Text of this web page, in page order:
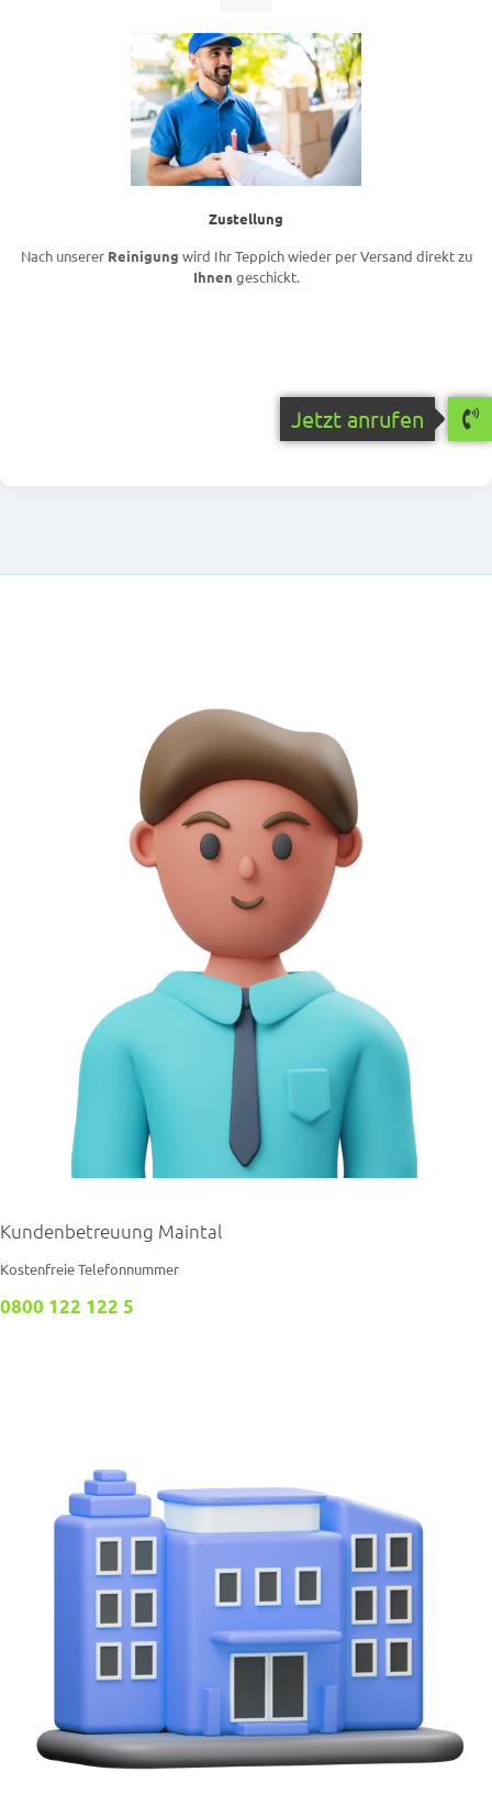
Zustellung
Nach unserer Reinigung wird Ihr Teppich wieder per Versand direkt zu
Ihnen geschickt.
Kundenbetreuung Maintal
Kostenfreie Telefonnummer
0800 122 122 5
Jetzt anrufen